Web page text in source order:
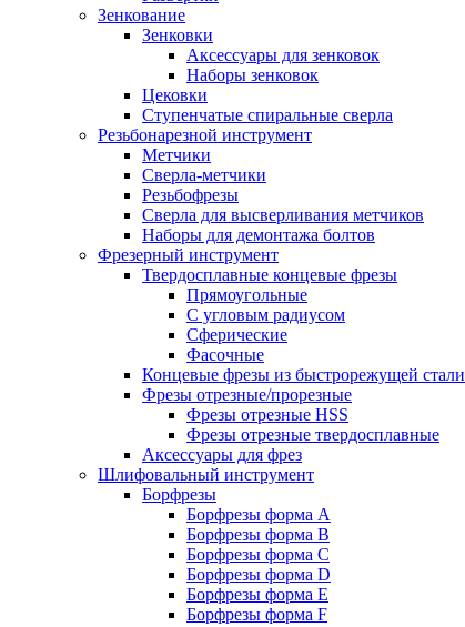
Зенкование
Зенковки
Аксессуары для зенковок
Наборы зенковок
Цековки
Ступенчатые спиральные сверла
Резьбонарезной инструмент
Метчики
Сверла-метчики
Резьбофрезы
Сверла для высверливания метчиков
Наборы для демонтажа болтов
Фрезерный инструмент
Твердосплавные концевые фрезы
Прямоугольные
С угловым радиусом
Сферические
Фасочные
Концевые фрезы из быстрорежущей стали
Фрезы отрезные/прорезные
Фрезы отрезные HSS
Фрезы отрезные твердосплавные
Аксессуары для фрез
Шлифовальный инструмент
Борфрезы
Борфрезы форма A
Борфрезы форма B
Борфрезы форма C
Борфрезы форма D
Борфрезы форма E
Борфрезы форма F